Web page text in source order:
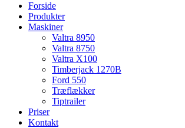
Forside
Produkter
Maskiner
Valtra 8950
Valtra 8750
Valtra X100
Timberjack 1270B
Ford 550
Træflækker
Tiptrailer
Priser
Kontakt